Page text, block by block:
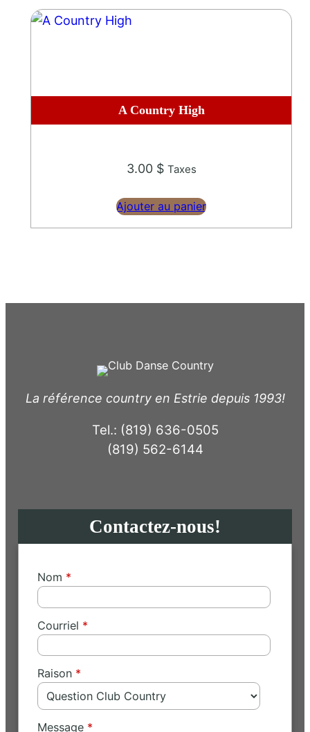
A Country High
3.00 $ Taxes
Ajouter au panier
La référence country en Estrie depuis 1993!
Tel.: (819) 636-0505
(819) 562-6144
Contactez-nous!
Nom
Courriel
Raison
Message